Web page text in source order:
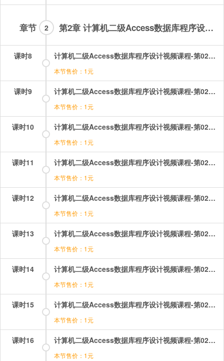
章节 第2章 计算机二级Access数据库程序设计 第02-07章
2
课时8 计算机二级Access数据库程序设计视频课程-第02章-2.1创建数据库.mp4
本节售价：1元
课时9 计算机二级Access数据库程序设计视频课程-第02章-2.2建立表（1）.mp4
本节售价：1元
课时10 计算机二级Access数据库程序设计视频课程-第02章-2.2建立表（2）.mp4
本节售价：1元
课时11 计算机二级Access数据库程序设计视频课程-第02章-2.2建立表（3）.mp4
本节售价：1元
课时12 计算机二级Access数据库程序设计视频课程-第02章-2.3编辑表（1）.mp4
本节售价：1元
课时13 计算机二级Access数据库程序设计视频课程-第02章-2.3编辑表（2）.mp4
本节售价：1元
课时14 计算机二级Access数据库程序设计视频课程-第02章-2.4使用表.mp4
本节售价：1元
课时15 计算机二级Access数据库程序设计视频课程-第02章-操作：使用表.mp4
本节售价：1元
课时16 计算机二级Access数据库程序设计视频课程-第02章-操作：创建数据库.mp4
本节售价：1元